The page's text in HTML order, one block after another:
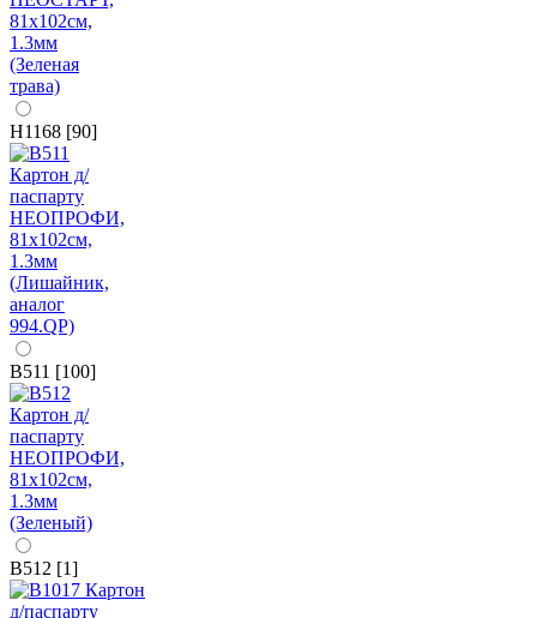
H1168 [90]
B511 [100]
B512 [1]